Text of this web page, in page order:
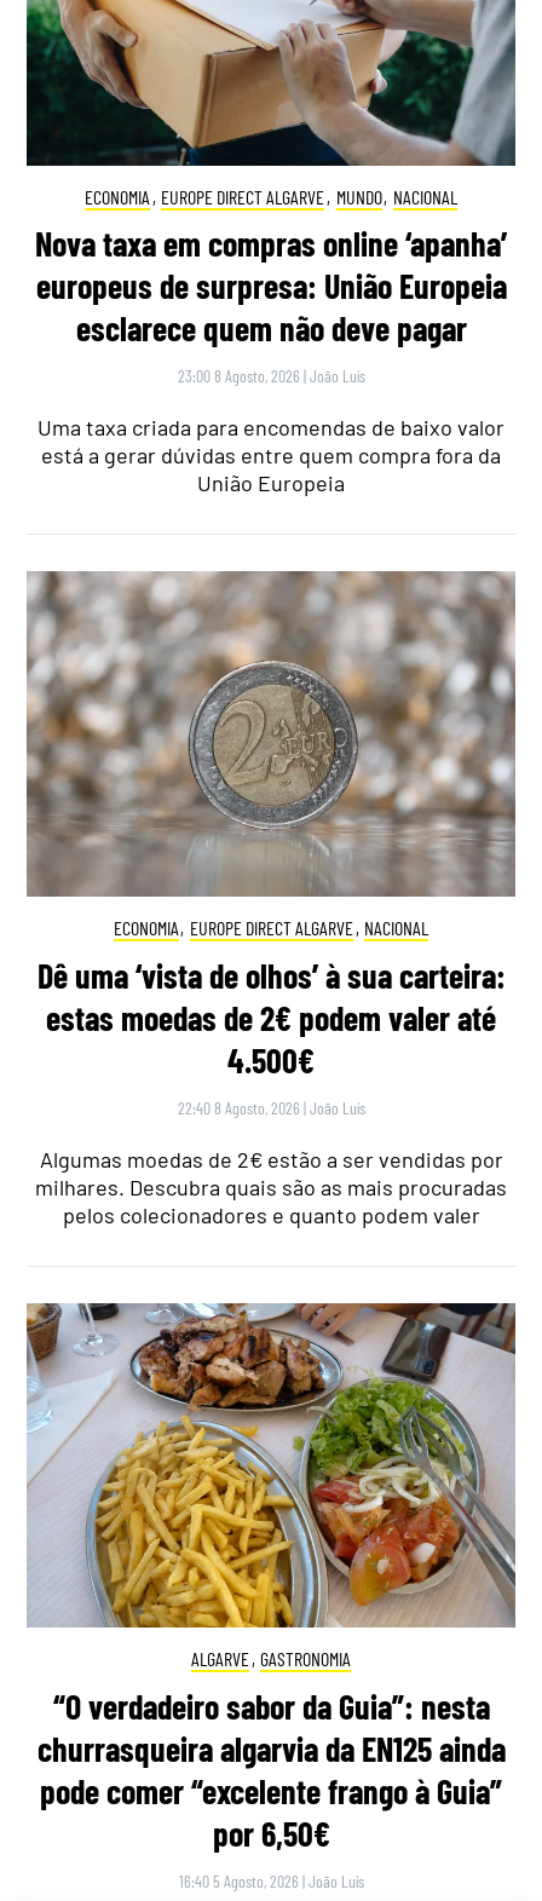
ECONOMIA , EUROPE DIRECT ALGARVE, MUNDO, NACIONAL
Nova taxa em compras online ‘apanha’
europeus de surpresa: União Europeia
esclarece quem não deve pagar
23:00 8 Agosto, 2026 |João Luís
Uma taxa criada para encomendas de baixo valor
está a gerar dúvidas entre quem compra fora da
União Europeia
ECONOMIA, EUROPE DIRECT ALGARVE, NACIONAL
Dê uma ‘vista de olhos’ à sua carteira:
estas moedas de 2€ podem valer até
4.500€
22:40 8 Agosto, 2026 |João Luís
Algumas moedas de 2€ estão a ser vendidas por
milhares. Descubra quais são as mais procuradas
pelos colecionadores e quanto podem valer
ALGARVE, GASTRONOMIA
“O verdadeiro sabor da Guia”: nesta
churrasqueira algarvia da EN125 ainda
pode comer “excelente frango à Guia”
por 6,50€
16:40 5 Agosto, 2026 |João Luís